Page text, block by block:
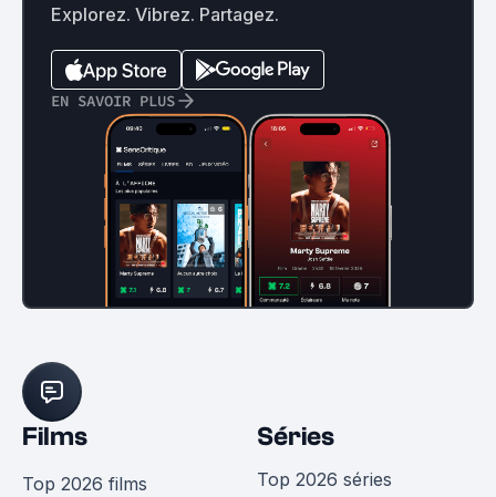
Explorez. Vibrez. Partagez.
EN SAVOIR PLUS
Films
Top 2026 films
Séries
Top 2026 séries